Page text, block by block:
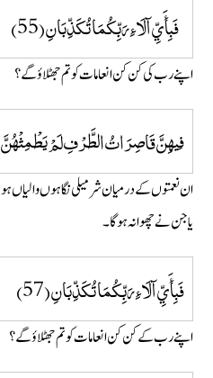
فَبِأَيِّ آلَاءِ رَبِّكُمَا تُكَذِّبَانِ (55)
اپنے رب کی کن کن انعامات کو تم جھٹلاؤ گے؟
فِيهِنَّ قَاصِرَاتُ الطَّرْفِ لَمْ يَطْمِثْهُنَّ
ان نعمتوں کے درمیان شرمیلی نگاہوں والیاں
یا جن نے چھوا نہ ہو گا۔
فَبِأَيِّ آلَاءِ رَبِّكُمَا تُكَذِّبَانِ (57)
ا پنے رب کے کن کن انعامات کو تم جھٹلاؤ گے؟